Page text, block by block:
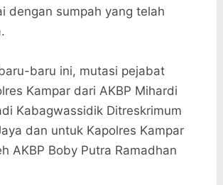
dengan sumpah yang telah
baru ini, mutasi pejabat
Kampar dari AKBP Mihardi
Kabagwassidik Ditreskrimum
dan untuk Kapolres Kampar
AKBP Boby Putra Ramadhan